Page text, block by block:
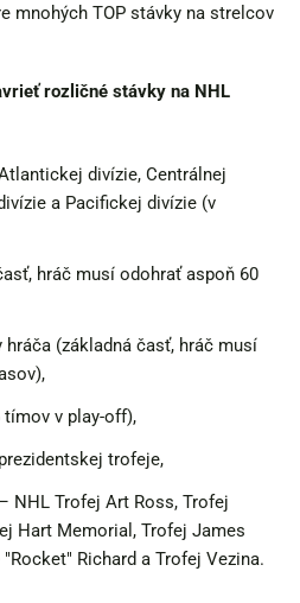
mnohých TOP stávky na strelcov
rozličné stávky na NHL
divízie, Centrálnej
a Pacifickej divízie (v
hráč musí odohrať aspoň 60
(základná časť, hráč musí
v play-off),
trofeje,
NHL Trofej Art Ross, Trofej
Hart Memorial, Trofej James
Richard a Trofej Vezina.